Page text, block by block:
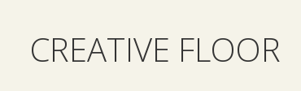
CREATIVE FLOOR